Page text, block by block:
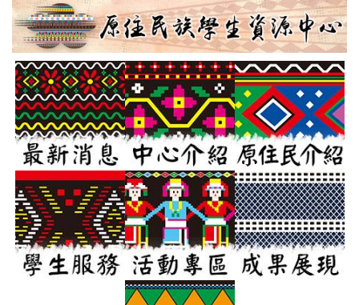
跳
到
主
要
內
容
區